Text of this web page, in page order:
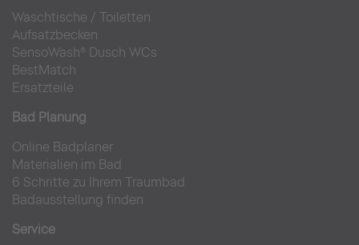
Waschtische / Toiletten
Aufsatzbecken
SensoWash® Dusch WCs
BestMatch
Ersatzteile
Bad Planung
Online Badplaner
Materialien im Bad
6 Schritte zu Ihrem Traumbad
Badausstellung finden
Service